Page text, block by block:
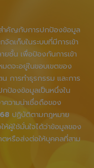
ำคัญกับการปกป้องข้อมูล
ดเก็บในระบบที่มีการเข้า
ยชั้น เพื่อป้องกันการเข้า
ดจะอยู่ในขอบเขตของ
การทำธุรกรรม และการ
ป้องข้อมูลเป็นหนึ่งใน
วามน่าเชื่อถือของ
ปฏิบัติตามกฎหมาย
ผู้ใช้มั่นใจได้ว่าข้อมูลของ
ตหรือส่งต่อให้บุคคลที่สาม